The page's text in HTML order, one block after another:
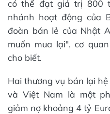
có thể đạt giá trị 800
nhánh hoạt động của
đoàn bán lẻ của Nhật
muốn mua lại", cơ
cho biết.
Hai thương vụ bán lại
và Việt Nam là một
giảm nợ khoảng 4 tỷ